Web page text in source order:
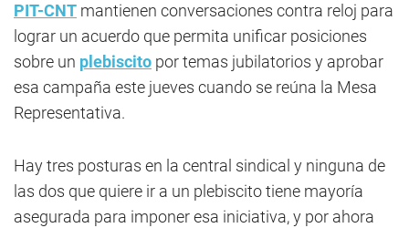
PIT-CNT mantienen conversaciones contra reloj para
lograr un acuerdo que permita unificar posiciones
sobre un plebiscito por temas jubilatorios y aprobar
esa campaña este jueves cuando se reúna la Mesa
Representativa.
Hay tres posturas en la central sindical y ninguna de
las dos que quiere ir a un plebiscito tiene mayoría
asegurada para imponer esa iniciativa, y por ahora